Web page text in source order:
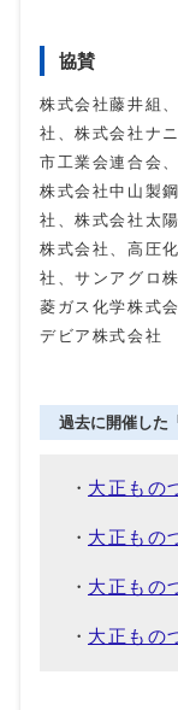
協賛
株式会社藤井組
社、株式会社ナ
市工業会連合会
株式会社中山製
社、株式会社太
株式会社、高圧
社、サンアグロ
菱ガス化学株式
デビア株式会社
過去に開催した
大正もの
大正もの
大正もの
大正もの